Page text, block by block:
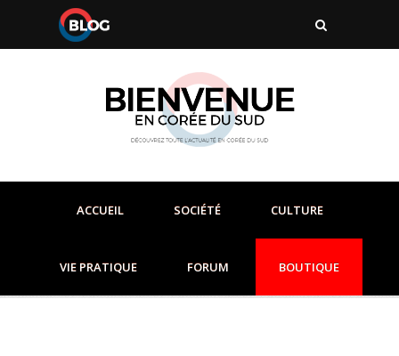
ACCUEIL SOCIÉTÉ CULTURE
VIE PRATIQUE FORUM BOUTIQUE